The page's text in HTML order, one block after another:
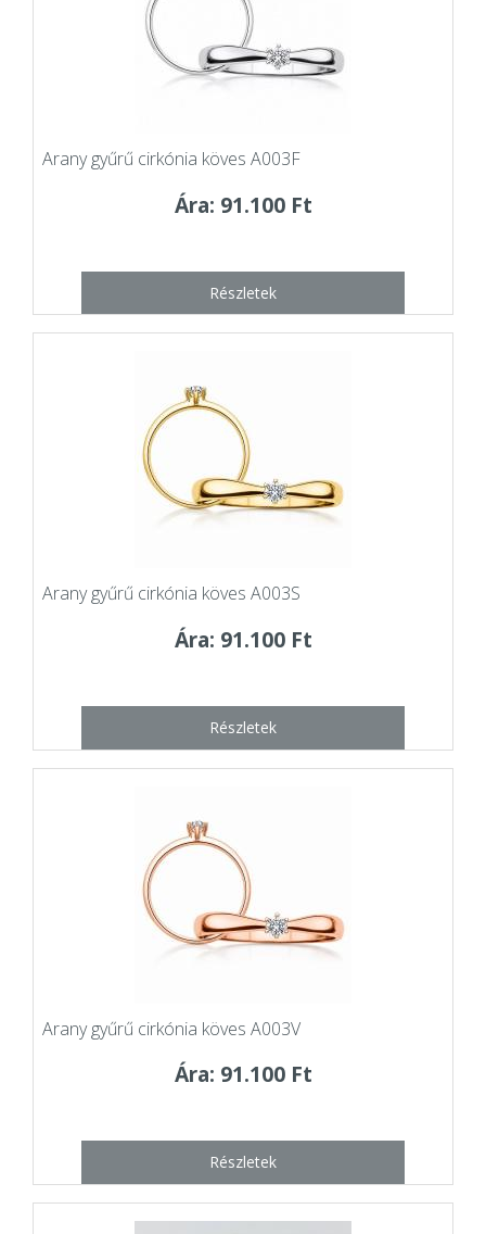
Arany gyűrű cirkónia köves A003F
Ára: 91.100 Ft
Részletek
Arany gyűrű cirkónia köves A003S
Ára: 91.100 Ft
Részletek
Arany gyűrű cirkónia köves A003V
Ára: 91.100 Ft
Részletek